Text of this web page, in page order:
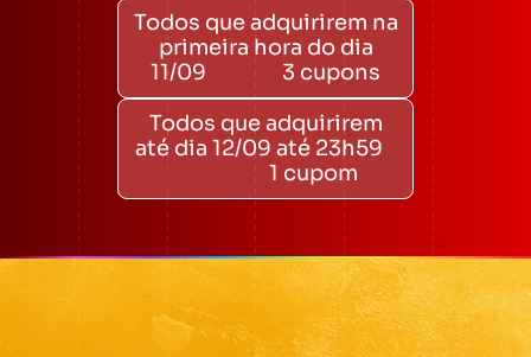
Todos que adquirirem na
primeira hora do dia
11/09 3 cupons
Todos que adquirirem
até dia 12/09 até 23h59
1 cupom